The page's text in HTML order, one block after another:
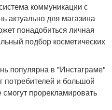
коммуникации с
актуально для магазина
понадобиться личная
подбор косметических
популярна в "Инстаграме"
потребителей и большой
прорекламировать